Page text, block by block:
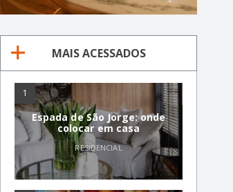
MAIS ACESSADOS
1
Espada de São Jorge: onde
colocar em casa
RESIDENCIAL